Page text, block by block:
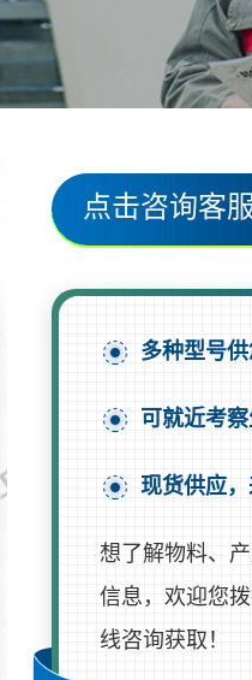
多种型号
可就近考
现货供应
想了解物料、
信息，欢迎您
线咨询获取！
点击咨询客